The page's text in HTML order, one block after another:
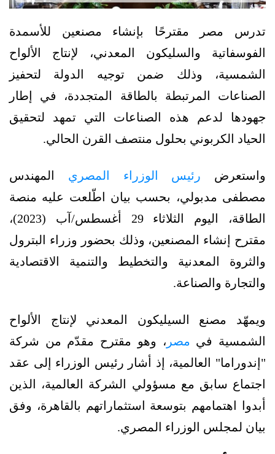
تدرس مصر مقترحًا بإنشاء مصنعين للأسمدة
الفوسفاتية والسليكون المعدني، لإنتاج الألواح
الشمسية، وذلك ضمن توجيه الدولة لتحفيز
الصناعات المرتبطة بالطاقة المتجددة، في إطار
جهودها لدعم هذه الصناعات التي تمهد لتحقيق
الحياد الكربوني بحلول منتصف القرن الحالي.
واستعرض رئيس الوزراء المصري المهندس
مصطفى مدبولي، بحسب بيان اطّلعت عليه منصة
الطاقة، اليوم الثلاثاء 29 أغسطس/آب (2023)،
مقترح إنشاء المصنعين، وذلك بحضور وزراء البترول
والثروة المعدنية والتخطيط والتنمية الاقتصادية
والتجارة والصناعة.
ويمهّد مصنع السيليكون المعدني لإنتاج الألواح
الشمسية في مصر ، وهو مقترح مقدّم من شركة
"إندوراما" العالمية، إذ أشار رئيس الوزراء إلى عقد
اجتماع سابق مع مسؤولي الشركة العالمية، الذين
أبدوا اهتمامهم بتوسعة استثماراتهم بالقاهرة، وفق
بيان لمجلس الوزراء المصري.